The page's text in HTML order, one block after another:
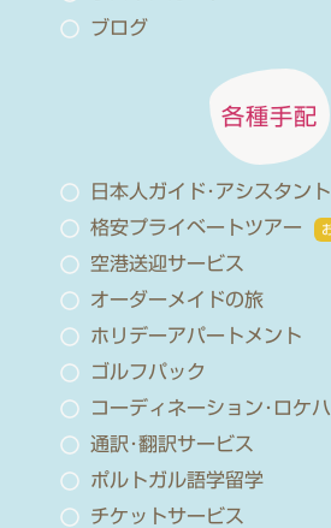
ブログ
各種手配
日本人ガイド･アシスタント
格安プライベートツアー
空港送迎サービス
オーダーメイドの旅
ホリデーアパートメント
ゴルフパック
コーディネーション･ロケ
通訳･翻訳サービス
ポルトガル語学留学
チケットサービス